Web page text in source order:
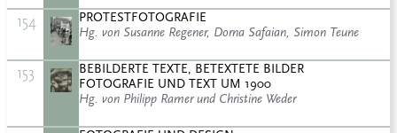
154
PROTESTFOTOGRAFIE
Hg. von Susanne Regener, Dorna Safaian, Simon Teune
153
BEBILDERTE TEXTE, BETEXTETE BILDER
FOTOGRAFIE UND TEXT UM 1900
Hg. von Philipp Ramer und Christine Weder